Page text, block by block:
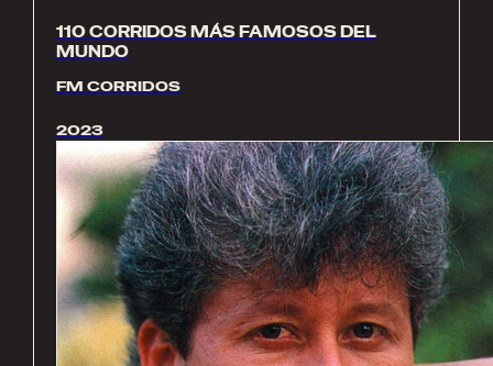
110 CORRIDOS MÁS FAMOSOS DEL
MUNDO
FM CORRIDOS
2023